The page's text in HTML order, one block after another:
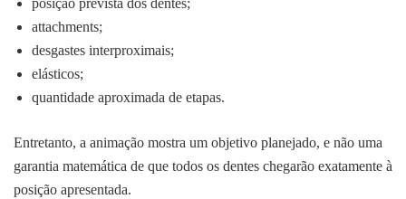
posição prevista dos dentes;
attachments;
desgastes interproximais;
elásticos;
quantidade aproximada de etapas.
Entretanto, a animação mostra um objetivo planejado, e não uma
garantia matemática de que todos os dentes chegarão exatamente à
posição apresentada.